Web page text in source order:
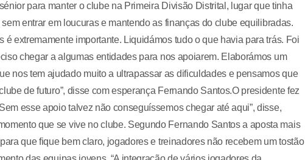
para manter o clube na Primeira Divisão Distrital, lugar que tinha
entrar em loucuras e mantendo as finanças do clube equilibradas.
extremamente importante. Liquidámos tudo o que havia para trás. Foi
chegar a algumas entidades para nos apoiarem. Elaborámos um
nos tem ajudado muito a ultrapassar as dificuldades e pensamos que
de futuro”, disse com esperança Fernando Santos.O presidente fez
esse apoio talvez não conseguíssemos chegar até aqui”, disse,
que se vive no clube. Segundo Fernando Santos a aposta mais
que fique bem claro, jogadores e treinadores não recebem um tostão